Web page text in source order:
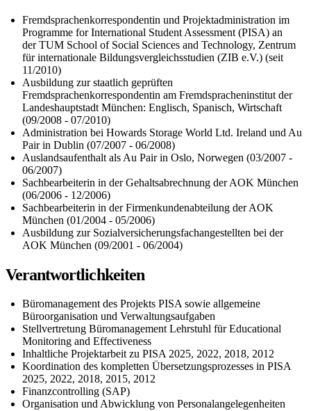
Fremdsprachenkorrespondentin und Projektadministration im
Programme for International Student Assessment (PISA) an
der TUM School of Social Sciences and Technology, Zentrum
für internationale Bildungsvergleichsstudien (ZIB e.V.) (seit
11/2010)
Ausbildung zur staatlich geprüften
Fremdsprachenkorrespondentin am Fremdspracheninstitut der
Landeshauptstadt München: Englisch, Spanisch, Wirtschaft
(09/2008 - 07/2010)
Administration bei Howards Storage World Ltd. Ireland und Au
Pair in Dublin (07/2007 - 06/2008)
Auslandsaufenthalt als Au Pair in Oslo, Norwegen (03/2007 -
06/2007)
Sachbearbeiterin in der Gehaltsabrechnung der AOK München
(06/2006 - 12/2006)
Sachbearbeiterin in der Firmenkundenabteilung der AOK
München (01/2004 - 05/2006)
Ausbildung zur Sozialversicherungsfachangestellten bei der
AOK München (09/2001 - 06/2004)
Verantwortlichkeiten
Büromanagement des Projekts PISA sowie allgemeine
Büroorganisation und Verwaltungsaufgaben
Stellvertretung Büromanagement Lehrstuhl für Educational
Monitoring and Effectiveness
Inhaltliche Projektarbeit zu PISA 2025, 2022, 2018, 2012
Koordination des kompletten Übersetzungsprozesses in PISA
2025, 2022, 2018, 2015, 2012
Finanzcontrolling (SAP)
Organisation und Abwicklung von Personalangelegenheiten